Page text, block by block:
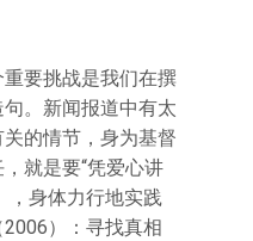
要挑战是我们在撰
。新闻报道中有太
的情节，身为基督
就是要“凭爱心讲
，身体力行地实践
2006）：寻找真相